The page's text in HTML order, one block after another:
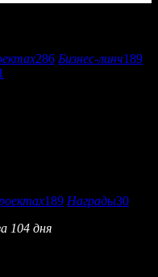
286 Бизнес-линч189
189 Награды30
104 дня